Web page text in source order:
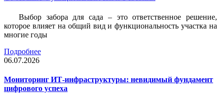
Выбор забора для сада – это ответственное решение,
которое влияет на общий вид и функциональность участка на
многие годы
Подробнее
06.07.2026
Мониторинг ИТ-инфраструктуры: невидимый фундамент
цифрового успеха